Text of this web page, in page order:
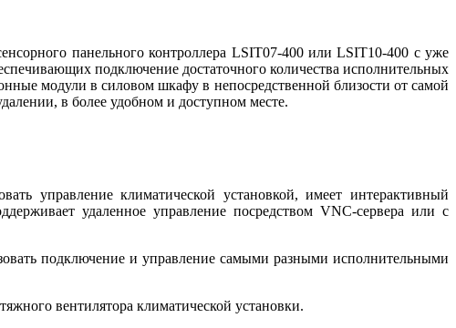
панельного контроллера LSIT07-400 или LSIT10-400 c уже
подключение достаточного количества исполнительных
модули в силовом шкафу в непосредственной близости от самой
в более удобном и доступном месте.
управление климатической установкой, имеет интерактивный
удаленное управление посредством VNC-сервера или с
подключение и управление самыми разными исполнительными
вентилятора климатической установки.